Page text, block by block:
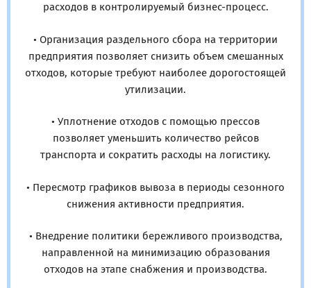
расходов в контролируемый бизнес-процесс.
• Организация раздельного сбора на территории
предприятия позволяет снизить объем смешанных
отходов, которые требуют наиболее дорогостоящей
утилизации.
• Уплотнение отходов с помощью прессов
позволяет уменьшить количество рейсов
транспорта и сократить расходы на логистику.
• Пересмотр графиков вывоза в периоды сезонного
снижения активности предприятия.
• Внедрение политики бережливого производства,
направленной на минимизацию образования
отходов на этапе снабжения и производства.